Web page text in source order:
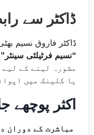
ڈاکٹر سے
ڈاکٹر فاروق نسیم
“نسیم فرٹیلٹی سینٹر”
مشورہ لینے کے لیے
یا کلینک میں
اکثر پوچھے
مباشرت کے دوران